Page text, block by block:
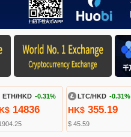
ETH/HKD -0.31%
14836
LTC/HKD -0.31%
HK$355.19
$ 45.59